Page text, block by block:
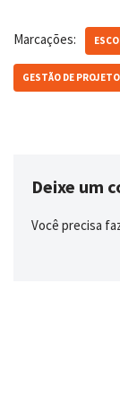
Marcações:
GESTÃO DE
Deixe um
Você precisa